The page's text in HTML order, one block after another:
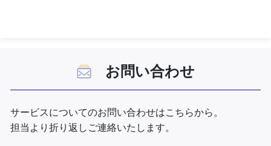
お問い合わせ
サービスについてのお問い合わせはこちらから。
担当より折り返しご連絡いたします。